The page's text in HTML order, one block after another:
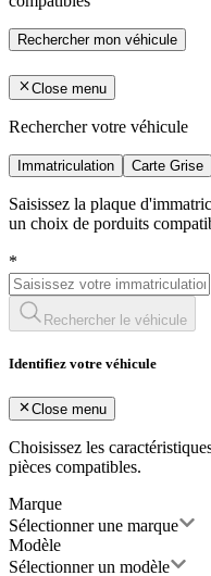
Rechercher mon véhicule
Close menu
Rechercher votre véhicule
Immatriculation Carte Grise
Saisissez la plaque
un choix de porduits
*
Rechercher le véhicule
Identifiez votre véhicule
Close menu
Choisissez les
pièces compatibles.
Marque
Sélectionner une marque
Modèle
Sélectionner un modèle